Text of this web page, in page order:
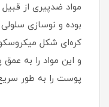
مواد ضدپیری از
بوده و نوسازی
کره‌ای شکل
و این مواد را به
پوست را به طور